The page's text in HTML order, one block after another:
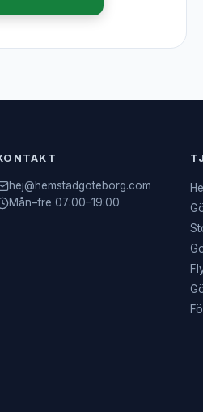
hej@hemstadgoteborg.com
Mån–fre 07:00–19:00